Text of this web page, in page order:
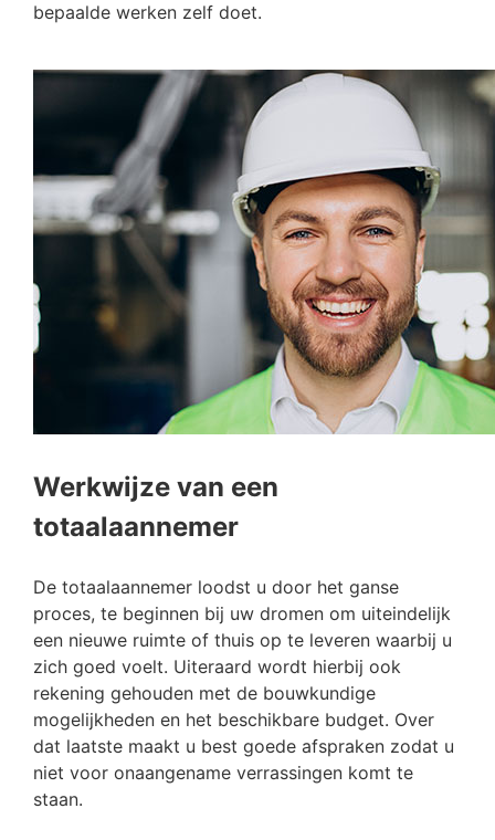
bepaalde werken zelf doet.
Werkwijze van een
totaalaannemer
De totaalaannemer loodst u door het ganse
proces, te beginnen bij uw dromen om uiteindelijk
een nieuwe ruimte of thuis op te leveren waarbij u
zich goed voelt. Uiteraard wordt hierbij ook
rekening gehouden met de bouwkundige
mogelijkheden en het beschikbare budget. Over
dat laatste maakt u best goede afspraken zodat u
niet voor onaangename verrassingen komt te
staan.